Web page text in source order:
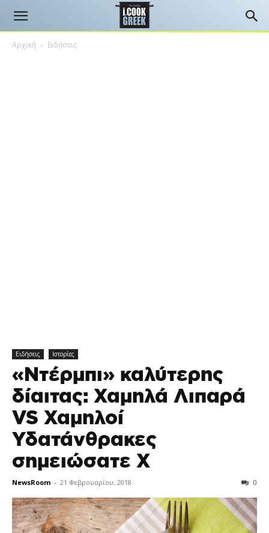
Αρχική Ειδήσεις
Ειδήσεις Ιστορίες
«Ντέρμπι» καλύτερης
δίαιτας: Χαμηλά Λιπαρά
VS Χαμηλοί
Υδατάνθρακες
σημειώσατε Χ
NewsRoom - 21 Φεβρουαρίου, 2018 0